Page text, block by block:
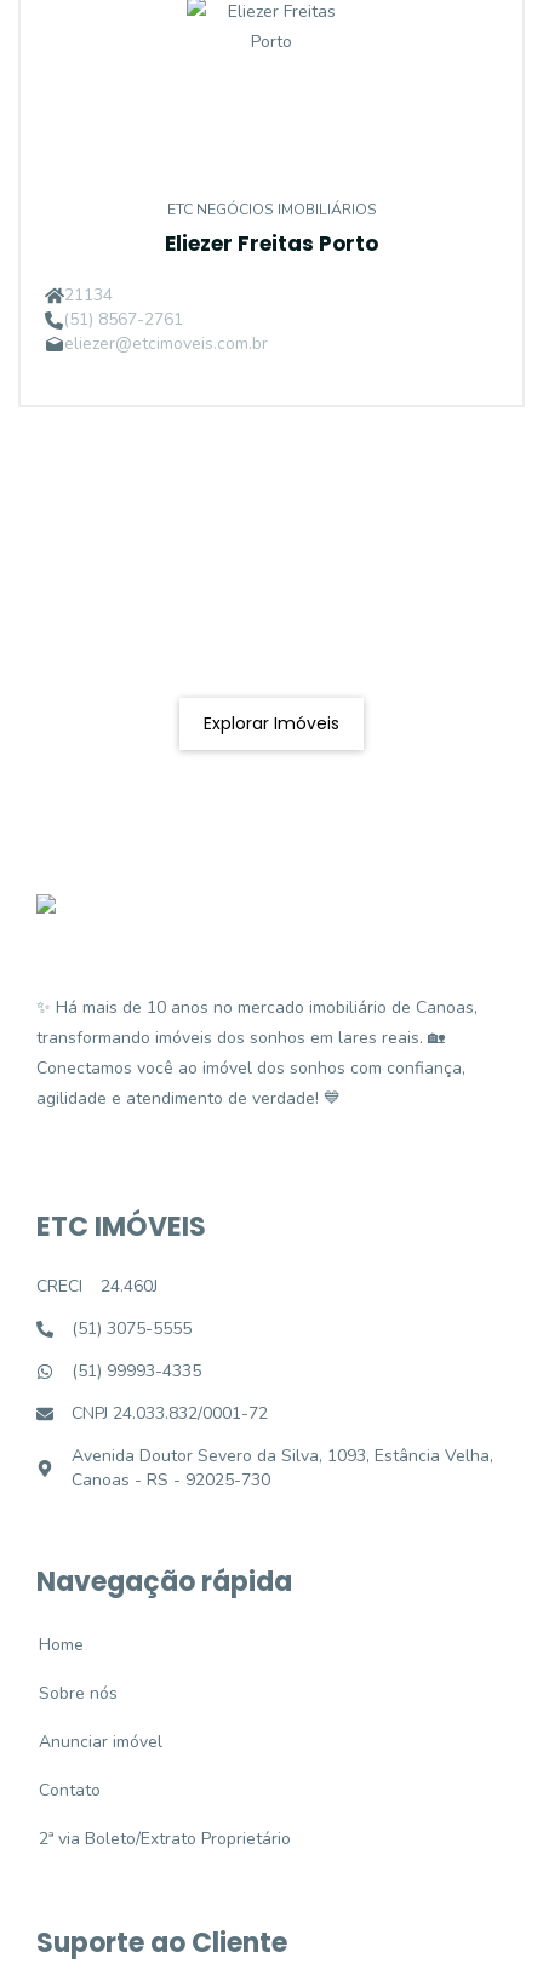
ETC NEGÓCIOS IMOBILIÁRIOS
Eliezer Freitas Porto
21134
(51) 8567-2761
eliezer@etcimoveis.com.br
Explorar Imóveis
✨ Há mais de 10 anos no mercado imobiliário de Canoas,
transformando imóveis dos sonhos em lares reais. 🏡
Conectamos você ao imóvel dos sonhos com confiança,
agilidade e atendimento de verdade! 💙
ETC IMÓVEIS
CRECI
24.460J
(51) 3075-5555
(51) 99993-4335
CNPJ 24.033.832/0001-72
Avenida Doutor Severo da Silva, 1093, Estância Velha,
Canoas - RS - 92025-730
Navegação rápida
Home
Sobre nós
Anunciar imóvel
Contato
2ª via Boleto/Extrato Proprietário
Suporte ao Cliente